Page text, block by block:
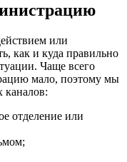
или
как и куда правильно
Чаще всего
мало, поэтому мы
каналов:
отделение или